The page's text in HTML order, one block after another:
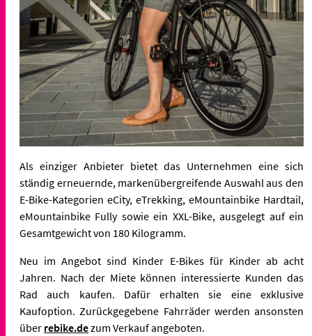
Als einziger Anbieter bietet das Unternehmen eine sich
ständig erneuernde, markenübergreifende Auswahl aus den
E-Bike-Kategorien eCity, eTrekking, eMountainbike Hardtail,
eMountainbike Fully sowie ein XXL-Bike, ausgelegt auf ein
Gesamtgewicht von 180 Kilogramm.
Neu im Angebot sind Kinder E-Bikes für Kinder ab acht
Jahren. Nach der Miete können interessierte Kunden das
Rad auch kaufen. Dafür erhalten sie eine exklusive
Kaufoption. Zurückgegebene Fahrräder werden ansonsten
über rebike.dezum Verkauf angeboten.